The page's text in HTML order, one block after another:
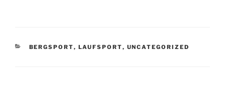
KATEGORIEN
BERGSPORT, LAUFSPORT, UNCATEGORIZED